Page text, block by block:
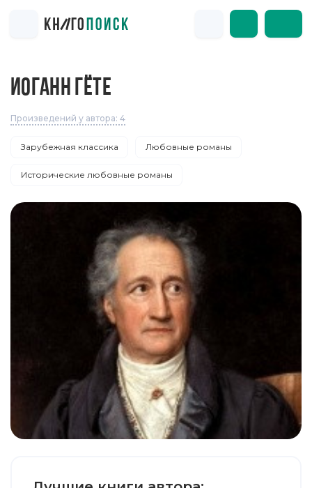
ИОГАНН ГЁТЕ
Произведений у автора: 4
Зарубежная классика Любовные романы
Исторические любовные романы